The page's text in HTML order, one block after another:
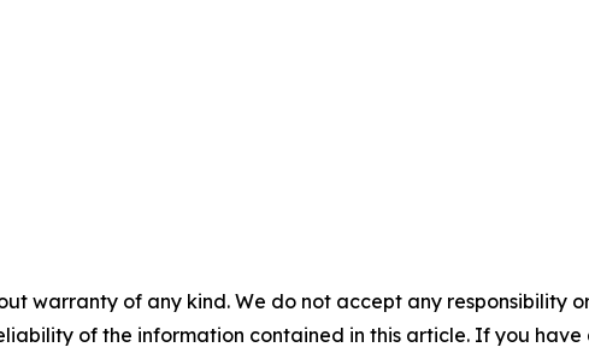
warranty of any kind. We do not accept any responsibility
of the information contained in this article. If you